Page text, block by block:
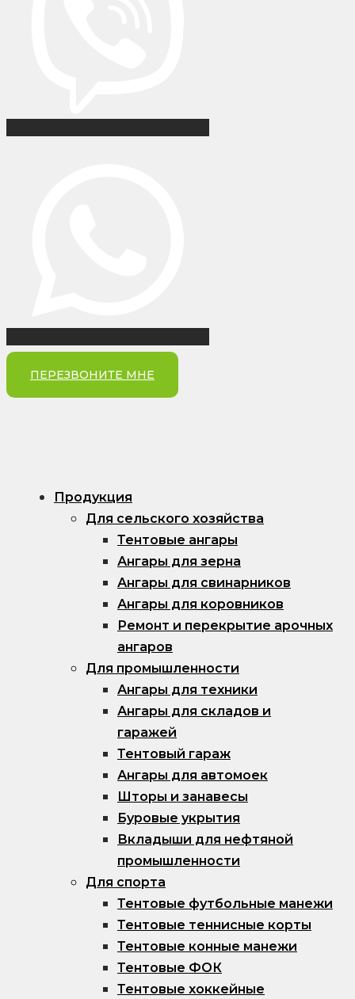
ПЕРЕЗВОНИТЕ МНЕ
Продукция
Для сельского хозяйства
Тентовые ангары
Ангары для зерна
Ангары для свинарников
Ангары для коровников
Ремонт и перекрытие арочных
ангаров
Для промышленности
Ангары для техники
Ангары для складов и
гаражей
Тентовый гараж
Ангары для автомоек
Шторы и занавесы
Буровые укрытия
Вкладыши для нефтяной
промышленности
Для спорта
Тентовые футбольные манежи
Тентовые теннисные корты
Тентовые конные манежи
Тентовые ФОК
Тентовые хоккейные